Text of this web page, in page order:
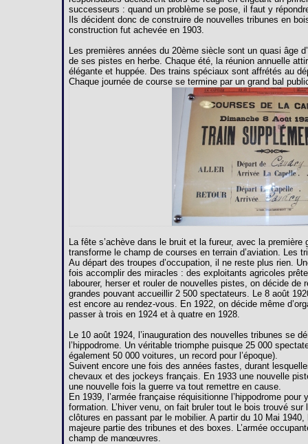
successeurs : quand un problème se pose, il faut y
Ils décident donc de construire de nouvelles tribunes en
construction fut achevée en 1903.
Les premières années du 20ème siècle sont un quasi âge
de ses pistes en herbe. Chaque été, la réunion annuelle
élégante et huppée. Des trains spéciaux sont affrétés au
Chaque journée de course se termine par un grand bal
La fête s’achève dans le bruit et la fureur, avec la première
transforme le champ de courses en terrain d’aviation. Les
Au départ des troupes d’occupation, il ne reste plus rien.
fois accomplir des miracles : des exploitants agricoles
labourer, herser et rouler de nouvelles pistes, on décide de
grandes pouvant accueillir 2 500 spectateurs. Le 8 août
est encore au rendez-vous. En 1922, on décide même
passer à trois en 1924 et à quatre en 1928.
Le 10 août 1924, l’inauguration des nouvelles tribunes se
l’hippodrome. Un véritable triomphe puisque 25 000
également 50 000 voitures, un record pour l’époque).
Suivent encore une fois des années fastes, durant
chevaux et des jockeys français. En 1933 une nouvelle
une nouvelle fois la guerre va tout remettre en cause.
En 1939, l’armée française réquisitionne l’hippodrome
formation. L’hiver venu, on fait bruler tout le bois trouvé
clôtures en passant par le mobilier. A partir du 10 Mai
majeure partie des tribunes et des boxes. L’armée
champ de manœuvres.